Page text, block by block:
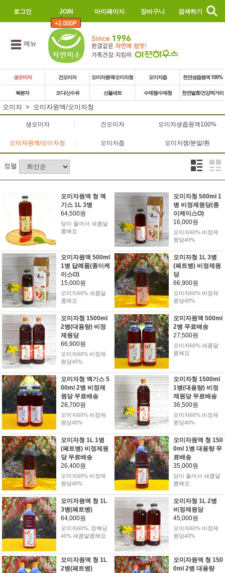
로그인 JOIN 마이페이지 장바구니 검색하기
메뉴
생오미자 건오미자 오미자원액/오미자청 오미자즙 천연생즙원액 100%
복분자 오디/산수유 선물세트 수제잼/수제청
천연발효/건강먹거리
오미자
오미자원액/오미자청
생오미자 건오미자 오미자생즙원액100%
오미자원액/오미자청 오미자즙 오미자잼/분말/환
정렬
오미자원액 청 엑
기스 1L 3병
64,500원
당이 들어서 새콤달
콤해요
오미자청 500ml 1
병 비정제원당(종
이케이스O)
16,000원
오미자60% 비정제
원당40%
오미자원액 500ml
1병 답례품(종이케
이스O)
15,000원
오미자60% 새콤달
콤해요
오미자청 1L 3병
(페트병) 비정제원
당
66,900원
오미자60% 비정제
원당40%
오미자청 1500ml
2병(대용량) 비정
제원당
66,900원
오미자60% 비정제
원당40%
오미자원액 500ml
2병 무료배송
27,500원
오미자60% 새콤달
콤해요
오미자청 엑기스 5
00ml 2병 비정제
원당 무료배송
28,700원
오미자60% 비정제
원당40%
오미자청 1500ml
1병(대용량) 비정
제원당 무료배송
36,500원
오미자60% 비정제
원당40%
오미자청 1L 1병
(페트병) 비정제원
당 무료배송
26,400원
오미자60% 비정제
원당40%
오미자원액 청 150
0ml 1병 대용량 무
료배송
35,000원
당이 들어서 새콤달
콤해요
오미자원액 청 1L
3병(페트병)
64,000원
오미자60%, 정백당
40% 새콤달콤해요
오미자청 1L 2병
비정제원당
45,000원
오미자60% 비정제
원당40%
오미자원액 청 1L
2병(페트병)
오미자원액 청 150
0ml 2병 대용량